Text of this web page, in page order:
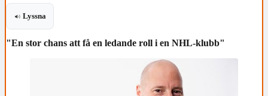
Lyssna
"En stor chans att få en ledande roll i en NHL-klubb"